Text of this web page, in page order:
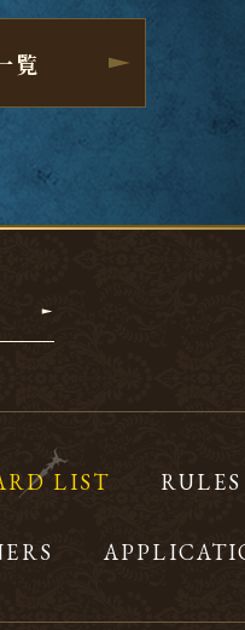
覧
LIST